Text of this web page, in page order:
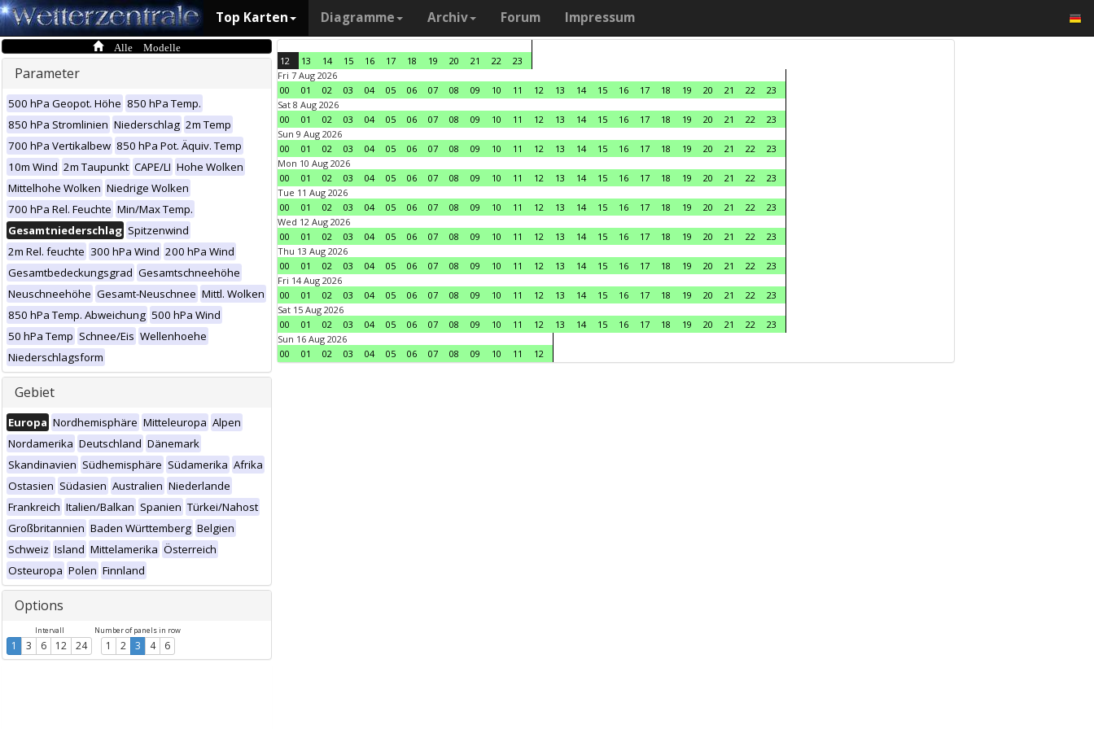
Top Karten Diagramme Archiv Forum Impressum
Alle Modelle
Parameter
500 hPa Geopot. Höhe 850 hPa Temp.
850 hPa Stromlinien Niederschlag 2m Temp
700 hPa Vertikalbew 850 hPa Pot. Äquiv. Temp
10m Wind 2m Taupunkt CAPE/LI Hohe Wolken
Mittelhohe Wolken Niedrige Wolken
700 hPa Rel. Feuchte Min/Max Temp.
Gesamtniederschlag Spitzenwind
2m Rel. feuchte 300 hPa Wind 200 hPa Wind
Gesamtbedeckungsgrad Gesamtschneehöhe
Neuschneehöhe Gesamt-Neuschnee Mittl. Wolken
850 hPa Temp. Abweichung 500 hPa Wind
50 hPa Temp Schnee/Eis Wellenhoehe
Niederschlagsform
Gebiet
Europa Nordhemisphäre Mitteleuropa Alpen
Nordamerika Deutschland Dänemark
Skandinavien Südhemisphäre Südamerika Afrika
Ostasien Südasien Australien Niederlande
Frankreich Italien/Balkan Spanien Türkei/Nahost
Großbritannien Baden Württemberg Belgien
Schweiz Island Mittelamerika Österreich
Osteuropa Polen Finnland
Options
Intervall
1 3 6 12 24
Number of panels in row
1 2 3 4 6
12 13 14 15 16 17 18 19 20 21 22
23
Fri 7 Aug 2026
00
01 02 03 04 05 06 07 08 09 10 11 12 13 14 15 16 17 18 19 20 21 22
23
Sat 8 Aug 2026
00
01 02 03 04 05 06 07 08 09 10 11 12 13 14 15 16 17 18 19 20 21 22
23
Sun 9 Aug 2026
00
01 02 03 04 05 06 07 08 09 10 11 12 13 14 15 16 17 18 19 20 21 22
23
Mon 10 Aug 2026
00
01 02 03 04 05 06 07 08 09 10 11 12 13 14 15 16 17 18 19 20 21 22
23
Tue 11 Aug 2026
00
01 02 03 04 05 06 07 08 09 10 11 12 13 14 15 16 17 18 19 20 21 22
23
Wed 12 Aug 2026
00
01 02 03 04 05 06 07 08 09 10 11 12 13 14 15 16 17 18 19 20 21 22
23
Thu 13 Aug 2026
00
01 02 03 04 05 06 07 08 09 10 11 12 13 14 15 16 17 18 19 20 21 22
23
Fri 14 Aug 2026
00
01 02 03 04 05 06 07 08 09 10 11 12 13 14 15 16 17 18 19 20 21 22
23
Sat 15 Aug 2026
00
01 02 03 04 05 06 07 08 09 10 11 12 13 14 15 16 17 18 19 20 21 22
23
Sun 16 Aug 2026
00
01 02 03 04 05 06 07 08 09 10 11 12